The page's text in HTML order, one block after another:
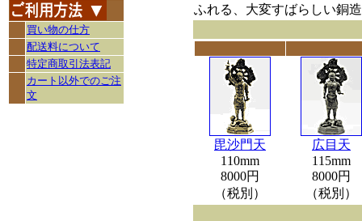
買い物の仕方
配送料について
特定商取引法表記
カート以外でのご注
文
ふれる、大変すばらしい銅
毘沙門天
110mm
8000円
（税別）
広目天
115mm
8000円
（税別）